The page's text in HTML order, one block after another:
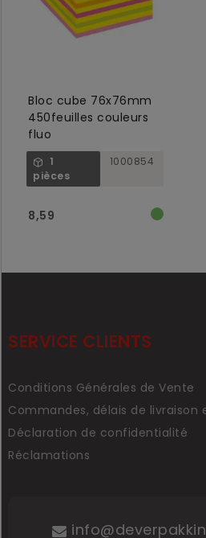
Bloc cube 76x76mm
450feuilles couleurs
fluo
1
pièces
1000854
8,59
SERVICE CLIENTS
Conditions Générales de Vente
Commandes, délais de livraison
Déclaration de confidentialité
Réclamations